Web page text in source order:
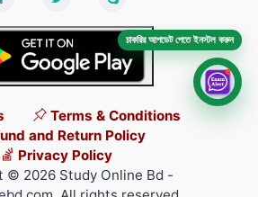
Terms & Conditions
and Return Policy
Privacy Policy
© 2026 Study Online Bd -
চাকরির আপডেট পেতে ইনস্টল করুন